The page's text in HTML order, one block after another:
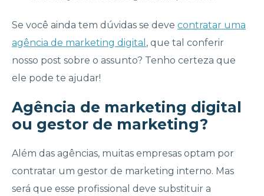
Se você ainda tem dúvidas se deve contratar uma
agência de marketing digital , que tal conferir
nosso post sobre o assunto? Tenho certeza que
ele pode te ajudar!
Agência de marketing digital
ou gestor de marketing?
Além das agências, muitas empresas optam por
contratar um gestor de marketing interno. Mas
será que esse profissional deve substituir a